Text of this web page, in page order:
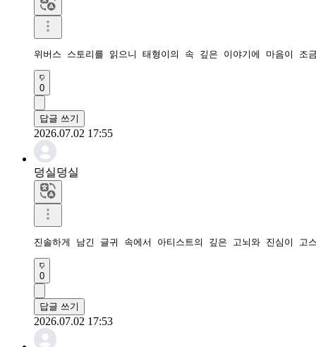
위버스 스토리를 읽으니 태형이의 속 깊은 이야기에 마음이
0
답글 쓰기
2026.07.02 17:55
덩실덩실
진솔하게 남긴 글귀 속에서 아티스트의 깊은 고뇌와 진심이
0
답글 쓰기
2026.07.02 17:53